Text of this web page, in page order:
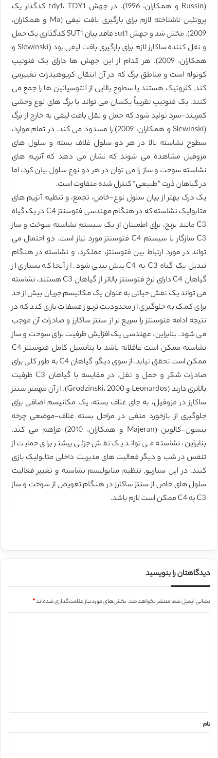
(Russin و همکاران، 1996). در جهش tdy1، TDY1 کدگذار یک
پروتئین ناشناخته لازم برای بارگیری بافت لیفی (Ma و همکاران،
2009)، مختل شد و جهش sut1 فاقد بیان SUT1 کدگذاری یک حمل
و نقل کننده ساکارز لازم برای بارگیری بافت لیفی بود (Slewinski و
همکاران، 2009). هر کدام از این جهش ها دارای یک فنوتیپ
کوتوله است و مناطق برگ که در آن انتقال کربوهیدرات تغییرمی
کند, کلروتیک هستند یا سطوح بالایی از آنتوسیانین ها را جمع می
کنند. یک فنوتیپ تقریباً یکسان می تواند با برگ های نوع وحشی
کمربند-سرد تولید شود که حمل و نقل بافت لیفی به خارج از برگ
(Slewinski و همکاران، 2009) را مسدود می کند. در تمام موارد،
سطوح نشاسته بالا در هر دو سلول غلاف بسته و سلول های
مزوفیل مشاهده می شوند که نشان می دهد که آنزیم های
نشاسته سوخت و ساز را می توان در هر دو نوع سلول بیان کرد، اما
در گیاهان ذرت “طبیعی” کنترل شده متفاوت است.
یک درک بهتر از بیان سلول نوع-خاص، تجمع، و تنظیم آنزیم های
متابولیک نشاسته که در هنگام مهندسی فتوسنتز C4 در یک گیاه
C3 مانند برنج، برای اطمینان از یک سیستم نشاسته سوخت و ساز
C3 سازگار با سیستم C4 فتوسنتز مورد نیاز است. دو احتمال می
تواند در مورد ارتباط بین فتوسنتز، عملکرد، و نشاسته در هنگام
تبدیل یک گیاه C3 به C4 پیش بینی شود. از آنجا که بسیاری از
گیاهان C4 دارای نرخ فتوسنتز بالاتر از گیاهان C3 هستند، نشاسته
می تواند یک نقش حیاتی به عنوان یک مکانیسم جریان بیش از حد
برای کمک به جلوگیری از محدودیت تریوز فسفات بازی کند که در
نتیجه ادامه فتوسنتز را سریع تر از سنتز ساکارز و صادرات آن موجب
می شود. بنابراین، مهندسی یک افزایش ظرفیت برای سوخت و ساز
نشاسته ممکن است عاقلانه باشد یا پتانسیل کامل فتوسنتز C4
ممکن است تحقق نیابد. از سوی دیگر، گیاهان C4 به طور کلی برای
صادرات شکر و حمل و نقل, در مقایسه با گیاهان C3 ظرفیت
بالاتری دارند (Leonardos و Grodzinski، 2000). از آن مهمتر، سنتز
ساکارز در مزوفیل، به جای غلاف بسته، یک مکانیسم اضافی برای
جلوگیری از بازخورد منفی در مراحل بسته غلاف-موضعی چرخه
بنسون-کالوین (Majeran و همکاران، 2010) فراهم می کند.
بنابراین، نشاسته می تواند یک نقش جزئی بیشتر برای حمایت از
تنفس در شب و دیگر فعالیت های مدیریت داخلی متابولیک بازی
کنند. در این سناریو, تنظیم متابولیسم نشاسته و تغییر فعالیت
سلول های خاص از سنتز ساکارز در هنگام تعویض از سوخت و ساز
C3 به C4 ممکن است لازم باشد.
دیدگاهتان را بنویسید
نشانی ایمیل شما منتشر نخواهد شد.بخش‌های موردنیاز علامت‌گذاری شده‌اند*
نام